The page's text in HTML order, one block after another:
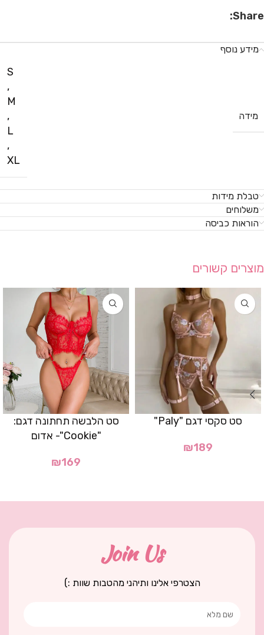
Share:
מידע נוסף
מידה
S
,
M
,
L
,
XL
טבלת מידות
משלוחים
הוראות כביסה
מוצרים קשורים
סט סקסי דגם "Paly"
₪189
סט הלבשה תחתונה דגם:
"Cookie"- אדום
₪169
Join Us
הצטרפי אלינו ותיהני מהטבות שוות :)